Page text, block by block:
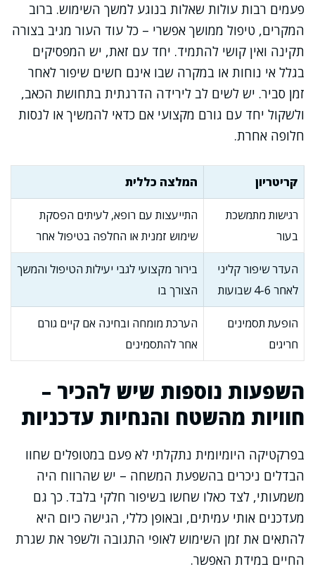
פעמים רבות עולות שאלות בנוגע למשך השימוש. ברוב
המקרים, טיפול ממושך אפשרי – כל עוד העור מגיב בצורה
תקינה ואין קושי להתמיד. יחד עם זאת, יש המפסיקים
בגלל אי נוחות או במקרה שבו אינם חשים שיפור לאחר
זמן סביר. יש לשים לב לירידה הדרגתית בתחושת הכאב,
ולשקול יחד עם גורם מקצועי אם כדאי להמשיך או לנסות
חלופה אחרת.
קריטריון המלצה כללית
רגישות מתמשכת
בעור
התייעצות עם רופא, לעיתים הפסקת
שימוש זמנית או החלפה בטיפול אחר
העדר שיפור קליני
לאחר 4-6 שבועות
בירור מקצועי לגבי יעילות הטיפול והמשך
הצורך בו
הופעת תסמינים
חריגים
הערכת מומחה ובחינה אם קיים גורם
אחר להתסמינים
השפעות נוספות שיש להכיר –
חוויות מהשטח והנחיות עדכניות
בפרקטיקה היומיומית נתקלתי לא פעם במטופלים שחוו
הבדלים ניכרים בהשפעת המשחה – יש שהרווח היה
משמעותי, לצד כאלו שחשו בשיפור חלקי בלבד. כך גם
מעדכנים אותי עמיתים, ובאופן כללי, הגישה כיום היא
להתאים את זמן השימוש לאופי התגובה ולשפר את שגרת
החיים במידת האפשר.